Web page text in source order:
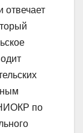
отвечает
по